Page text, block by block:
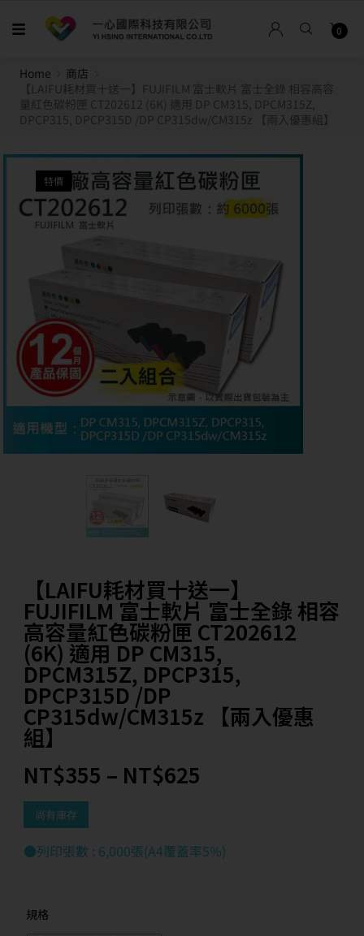
0
Home
商店
【LAIFU耗材買十送一】FUJIFILM 富士軟片 富士全錄 相容高容
量紅色碳粉匣 CT202612 (6K) 適用 DP CM315, DPCM315Z,
DPCP315, DPCP315D /DP CP315dw/CM315z 【兩入優惠組】
特價
【LAIFU耗材買十送一】
FUJIFILM 富士軟片 富士全錄 相容
高容量紅色碳粉匣 CT202612
(6K) 適用 DP CM315,
DPCM315Z, DPCP315,
DPCP315D /DP
CP315dw/CM315z 【兩入優惠
組】
NT$355 – NT$625
尚有庫存
●列印張數 : 6,000張(A4覆蓋率5%)
規格